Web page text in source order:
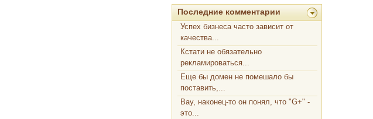
Последние комментарии
Успех бизнеса часто зависит от
качества...
Кстати не обязательно
рекламироваться...
Еще бы домен не помешало бы
поставить,...
Вау, наконец-то он понял, что "G+" -
это...